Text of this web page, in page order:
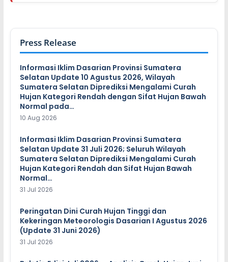
Press Release
Informasi Iklim Dasarian Provinsi Sumatera
Selatan Update 10 Agustus 2026, Wilayah
Sumatera Selatan Diprediksi Mengalami Curah
Hujan Kategori Rendah dengan Sifat Hujan Bawah
Normal pada…
10 Aug 2026
Informasi Iklim Dasarian Provinsi Sumatera
Selatan Update 31 Juli 2026; Seluruh Wilayah
Sumatera Selatan Diprediksi Mengalami Curah
Hujan Kategori Rendah dan Sifat Hujan Bawah
Normal…
31 Jul 2026
Peringatan Dini Curah Hujan Tinggi dan
Kekeringan Meteorologis Dasarian I Agustus 2026
(Update 31 Juni 2026)
31 Jul 2026